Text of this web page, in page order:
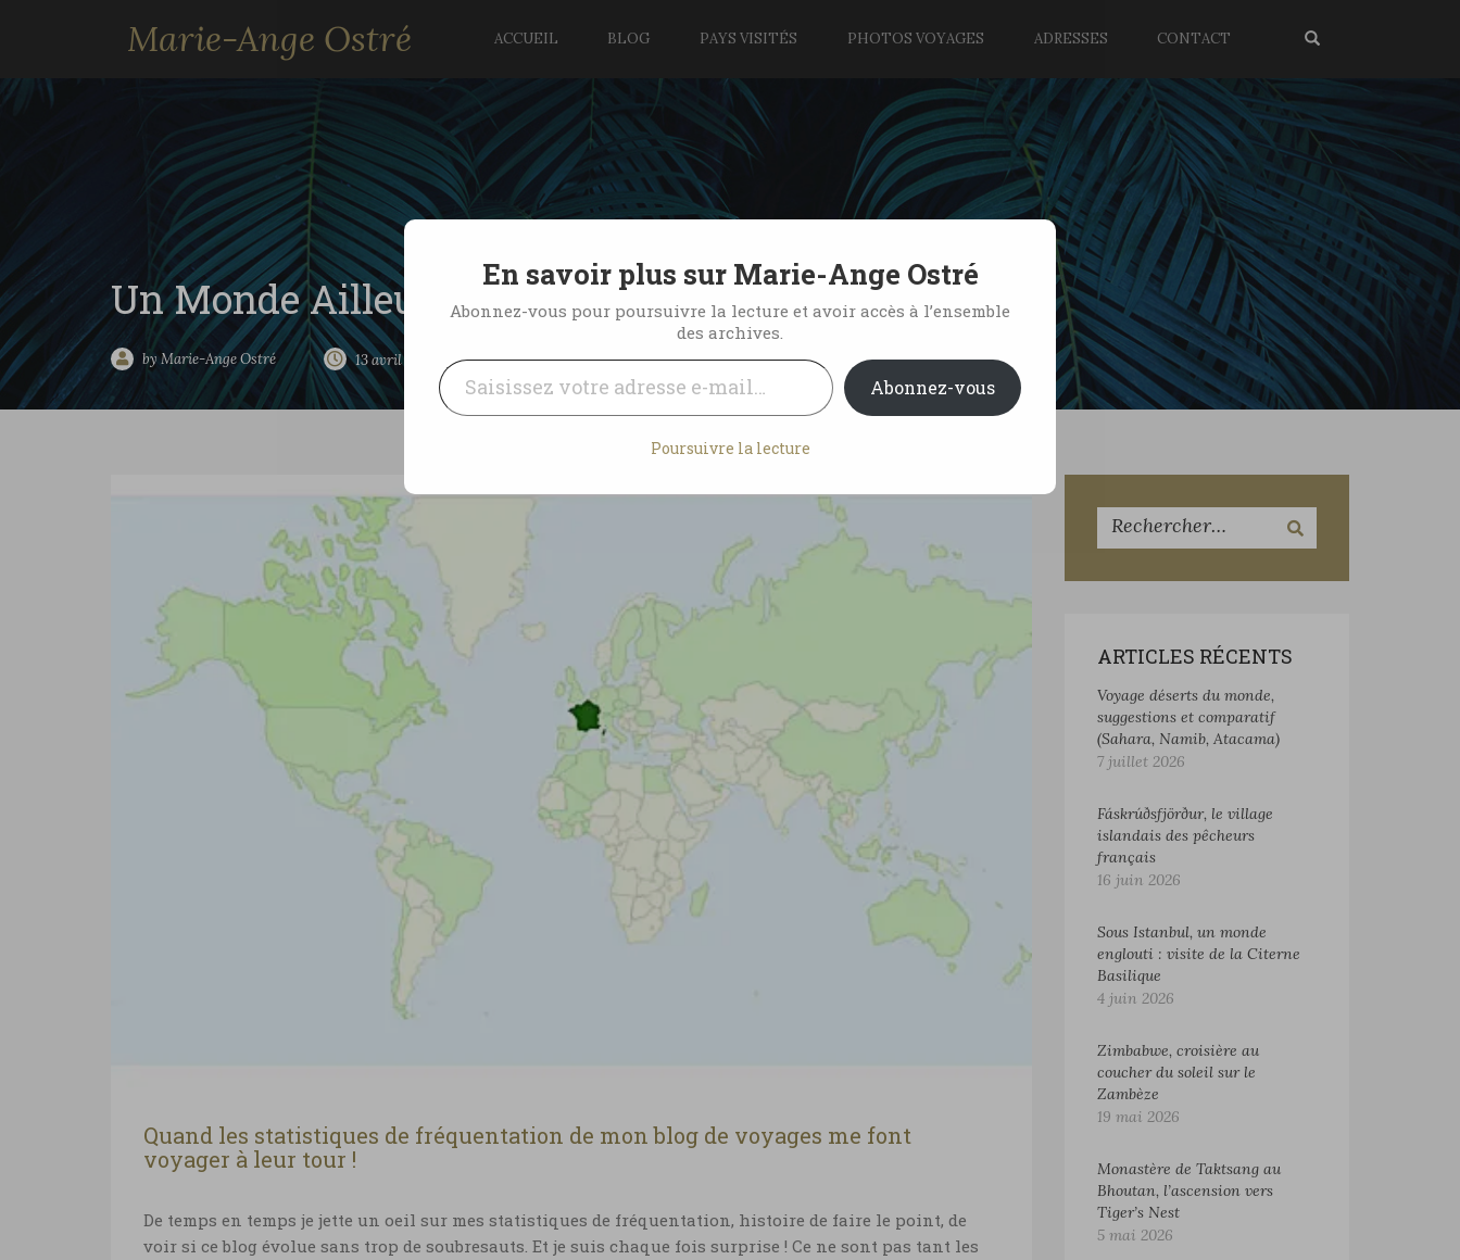
Marie-Ange Ostré ACCUEIL BLOG PAYS VISITÉS PHOTOS VOYAGES ADRESSES CONTACT
Un Monde Ailleurs lu dans 73 pays
by Marie-Ange Ostré 13 avril 2008 7 Comments
Quand les statistiques de fréquentation de mon blog de voyages me font
voyager à leur tour !
De temps en temps je jette un oeil sur mes statistiques de fréquentation, histoire de faire le point, de
voir si ce blog évolue sans trop de soubresauts. Et je suis chaque fois surprise ! Ce ne sont pas tant les
ARTICLES RÉCENTS
Voyage déserts du monde,
suggestions et comparatif
(Sahara, Namib, Atacama)
7 juillet 2026
Fáskrúðsfjörður, le village
islandais des pêcheurs
français
16 juin 2026
Sous Istanbul, un monde
englouti : visite de la Citerne
Basilique
4 juin 2026
Zimbabwe, croisière au
coucher du soleil sur le
Zambèze
19 mai 2026
Monastère de Taktsang au
Bhoutan, l’ascension vers
Tiger’s Nest
5 mai 2026
En savoir plus sur Marie-Ange Ostré
Abonnez-vous pour poursuivre la lecture et avoir accès à l’ensemble
des archives.
Saisissez votre adresse e-mail…
Abonnez-vous
Poursuivre la lecture